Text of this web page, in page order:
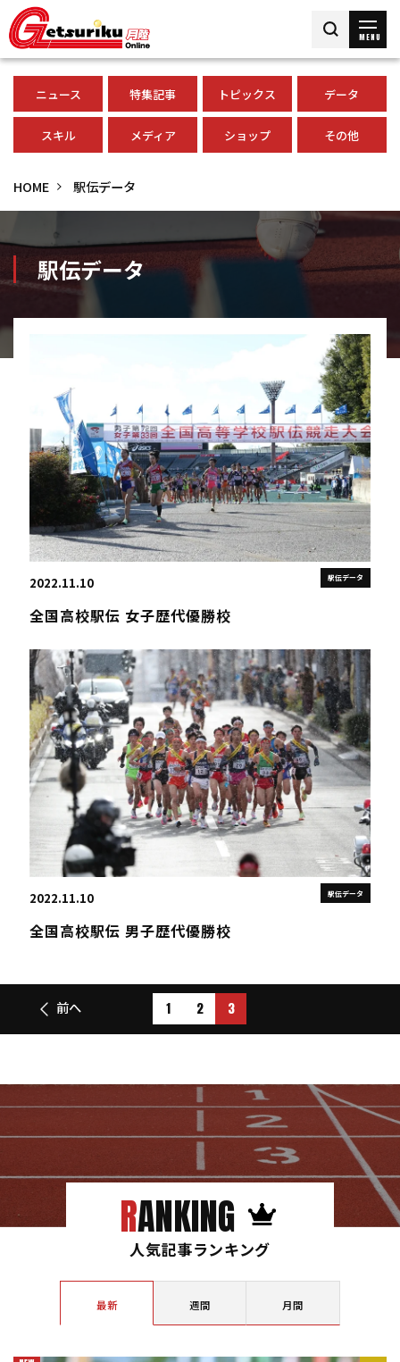
MENU
ニュース 特集記事 トピックス データ
スキル メディア ショップ その他
HOME 駅伝データ
駅伝データ
駅伝データ
2022.11.10
全国高校駅伝 女子歴代優勝校
駅伝データ
2022.11.10
全国高校駅伝 男子歴代優勝校
前へ 1 2 3
RANKING
人気記事ランキング
最新 週間 月間